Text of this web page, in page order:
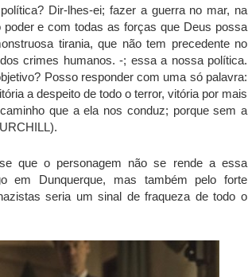
Dir-lhes-ei; fazer a guerra no mar, na
e com todas as forças que Deus possa
tirania, que não tem precedente no
crimes humanos. -; essa a nossa política.
Posso responder com uma só palavra:
a despeito de todo o terror, vitória por mais
que a ela nos conduz; porque sem a
que o personagem não se rende a essa
em Dunquerque, mas também pelo forte
seria um sinal de fraqueza de todo o